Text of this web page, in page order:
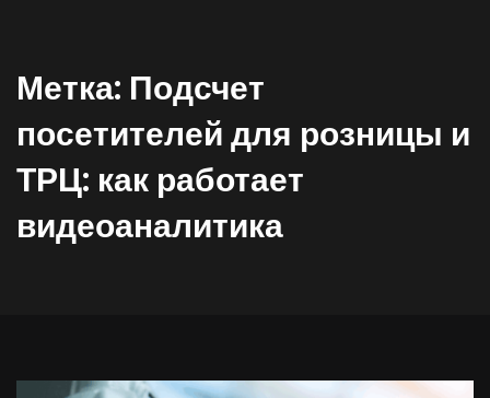
Метка: Подсчет
посетителей для розницы и
ТРЦ: как работает
видеоаналитика